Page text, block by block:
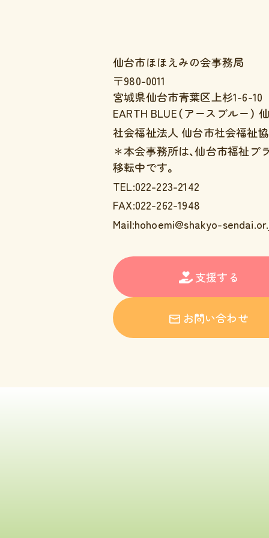
仙台市ほほえみの会事務局
〒980-0011
宮城県仙台市青葉区上杉1-6-10
EARTH BLUE（アースブルー）
社会福祉法人 仙台市社会福祉
＊本会事務所は、仙台市福祉プ
移転中です。
TEL:022-223-2142
FAX:022-262-1948
Mail:hohoemi@shakyo-
支援する
お問い合わせ